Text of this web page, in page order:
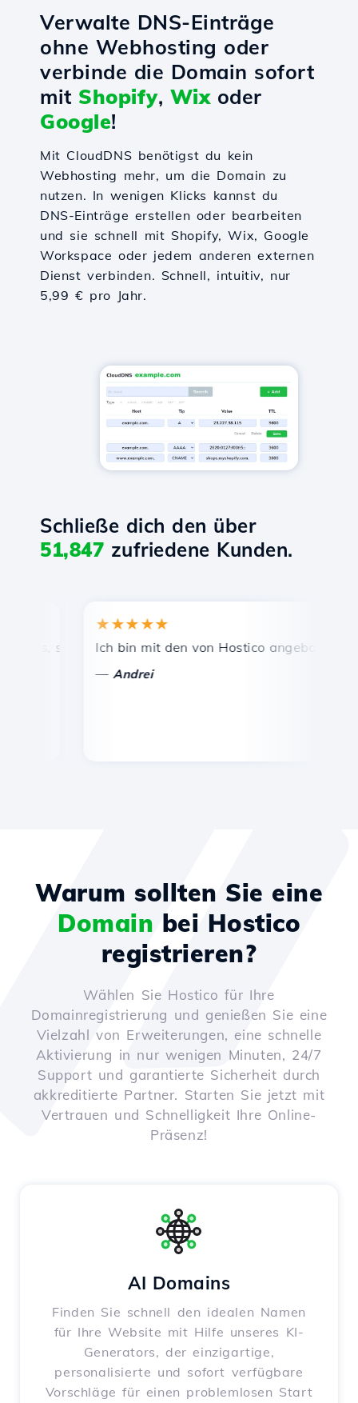
Verwalte DNS-Einträge
ohne Webhosting oder
verbinde die Domain sofort
mit Shopify, Wixoder
Google!
Mit CloudDNS benötigst du kein
Webhosting mehr, um die Domain zu
nutzen. In wenigen Klicks kannst du
DNS-Einträge erstellen oder bearbeiten
und sie schnell mit Shopify, Wix, Google
Workspace oder jedem anderen externen
Dienst verbinden. Schnell, intuitiv, nur
5,99 € pro Jahr.
Schließe dich den über
51,847 zufriedene Kunden.
schnelle und effiziente technische Unterstützung.
★★★★★
Ich bin mit den von Hostico angebotenen
Andrei
Warum sollten Sie eine
Domain bei Hostico
registrieren?
Wählen Sie Hostico für Ihre
Domainregistrierung und genießen Sie eine
Vielzahl von Erweiterungen, eine schnelle
Aktivierung in nur wenigen Minuten, 24/7
Support und garantierte Sicherheit durch
akkreditierte Partner. Starten Sie jetzt mit
Vertrauen und Schnelligkeit Ihre Online-
Präsenz!
AI Domains
Finden Sie schnell den idealen Namen
für Ihre Website mit Hilfe unseres KI-
Generators, der einzigartige,
personalisierte und sofort verfügbare
Vorschläge für einen problemlosen Start